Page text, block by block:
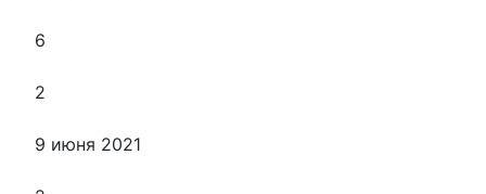
6
2
9 июня 2021